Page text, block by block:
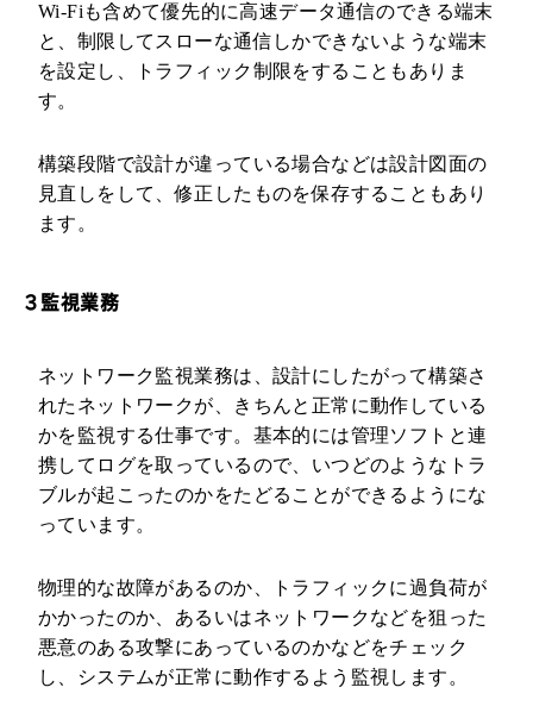
Wi-Fiも含めて優先的に高速データ通信のできる端末
と、制限してスローな通信しかできないような端末
を設定し、トラフィック制限をすることもありま
す。
構築段階で設計が違っている場合などは設計図面の
見直しをして、修正したものを保存することもあり
ます。
３監視業務
ネットワーク監視業務は、設計にしたがって構築さ
れたネットワークが、きちんと正常に動作している
かを監視する仕事です。基本的には管理ソフトと連
携してログを取っているので、いつどのようなトラ
ブルが起こったのかをたどることができるようにな
っています。
物理的な故障があるのか、トラフィックに過負荷が
かかったのか、あるいはネットワークなどを狙った
悪意のある攻撃にあっているのかなどをチェック
し、システムが正常に動作するよう監視します。